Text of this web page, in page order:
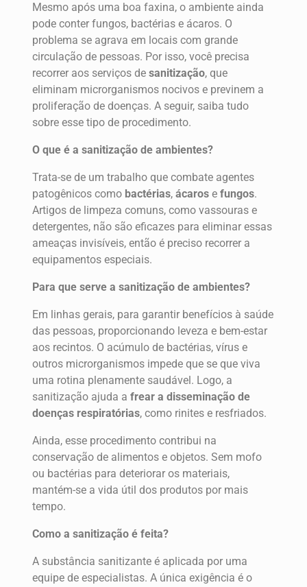
Mesmo após uma boa faxina, o ambiente ainda
pode conter fungos, bactérias e ácaros. O
problema se agrava em locais com grande
circulação de pessoas. Por isso, você precisa
recorrer aos serviços de sanitização, que
eliminam microrganismos nocivos e previnem a
proliferação de doenças. A seguir, saiba tudo
sobre esse tipo de procedimento.
O que é a sanitização de ambientes?
Trata-se de um trabalho que combate agentes
patogênicos como bactérias, ácarose fungos.
Artigos de limpeza comuns, como vassouras e
detergentes, não são eficazes para eliminar essas
ameaças invisíveis, então é preciso recorrer a
equipamentos especiais.
Para que serve a sanitização de ambientes?
Em linhas gerais, para garantir benefícios à saúde
das pessoas, proporcionando leveza e bem-estar
aos recintos. O acúmulo de bactérias, vírus e
outros microrganismos impede que se que viva
uma rotina plenamente saudável. Logo, a
sanitização ajuda a frear a disseminação de
doenças respiratórias, como rinites e resfriados.
Ainda, esse procedimento contribui na
conservação de alimentos e objetos. Sem mofo
ou bactérias para deteriorar os materiais,
mantém-se a vida útil dos produtos por mais
tempo.
Como a sanitização é feita?
A substância sanitizante é aplicada por uma
equipe de especialistas. A única exigência é o